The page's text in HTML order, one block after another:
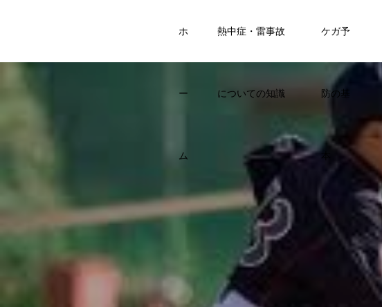
ホ
ー
ム
熱中症・雷事故
についての知識
ケガ予
防の基